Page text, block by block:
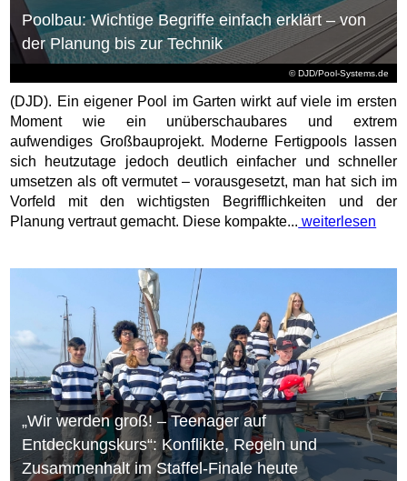
© DJD/Pool-Systems.de
Poolbau: Wichtige Begriffe einfach erklärt – von
der Planung bis zur Technik
(DJD). Ein eigener Pool im Garten wirkt auf viele im ersten
Moment wie ein unüberschaubares und extrem
aufwendiges Großbauprojekt. Moderne Fertigpools lassen
sich heutzutage jedoch deutlich einfacher und schneller
umsetzen als oft vermutet – vorausgesetzt, man hat sich im
Vorfeld mit den wichtigsten Begrifflichkeiten und der
Planung vertraut gemacht. Diese kompakte... weiterlesen
„Wir werden groß! – Teenager auf
Entdeckungskurs“: Konflikte, Regeln und
Zusammenhalt im Staffel-Finale heute